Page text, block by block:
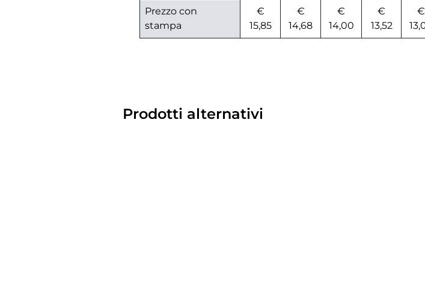
Prezzo con
stampa
€
15,85
€
14,68
€
14,00
€
13,52
€
Prodotti alternativi